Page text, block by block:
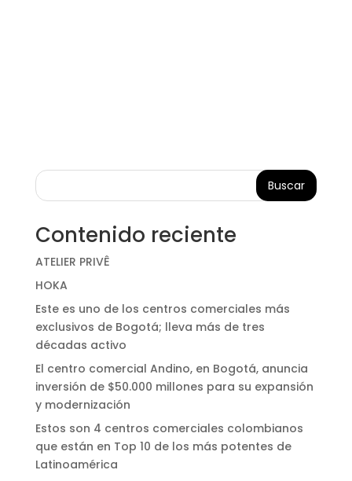
Buscar
Contenido reciente
ATELIER PRIVÊ
HOKA
Este es uno de los centros comerciales más
exclusivos de Bogotá; lleva más de tres
décadas activo
El centro comercial Andino, en Bogotá, anuncia
inversión de $50.000 millones para su expansión
y modernización
Estos son 4 centros comerciales colombianos
que están en Top 10 de los más potentes de
Latinoamérica